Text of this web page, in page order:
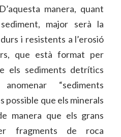
manera, quant
major serà la
i resistents a l’erosió
que està format per
els sediments detrítics
“sediments
possible que els minerals
manera que els grans
fragments de roca